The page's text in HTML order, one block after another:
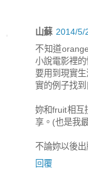
山蘇 2014/5/
不知道
小說電影裡
要用到現實
實的例子找到
妳和fruit相互
享。(也是我
不論妳以後
回覆